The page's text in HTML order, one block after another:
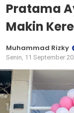
Pratama
Makin
Muhammad Rizky
Senin, 11 September